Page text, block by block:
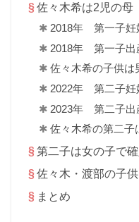
佐々木希は2児の母
2018年 第一子妊
2018年 第一子出
佐々木希の子供は
2022年 第二子妊
2023年 第二子出
佐々木希の第二子
第二子は女の子で
佐々木・渡部の子
まとめ